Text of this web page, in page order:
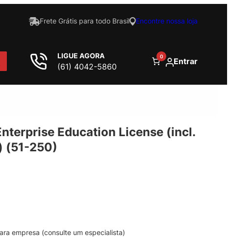
Frete Grátis para todo Brasil Encontre nossa loja
LIGUE AGORA
(61) 4042-5860
0 Entrar
Education License (incl.
(51-250)
empresa (consulte um especialista)